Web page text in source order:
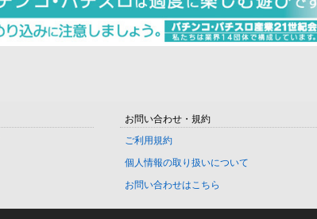
お問い合わせ・規約
ご利用規約
個人情報の取り扱いについて
お問い合わせはこちら